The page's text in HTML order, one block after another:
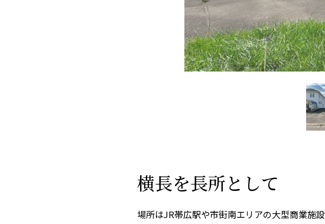
横長を長所として
場所はJR帯広駅や市街南エリアの大型商業施